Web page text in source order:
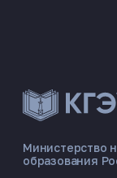
Министерство
образования